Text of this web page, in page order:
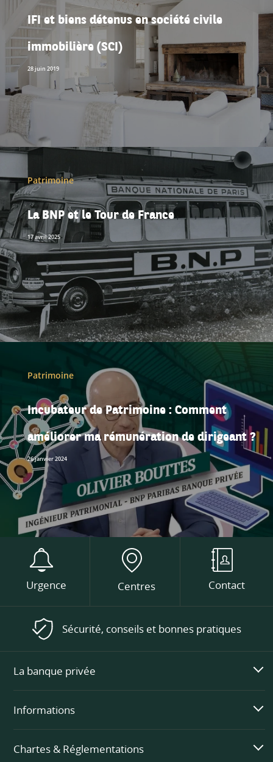
IFI et biens détenus en société civile
immobilière (SCI)
28 juin 2019
Patrimoine
La BNP et le Tour de France
17 avril 2025
Patrimoine
Incubateur de Patrimoine : Comment
améliorer ma rémunération de dirigeant ?
26 janvier 2024
Urgence Centres Contact
Sécurité, conseils et bonnes pratiques
La banque privée
Informations
Chartes & Réglementations